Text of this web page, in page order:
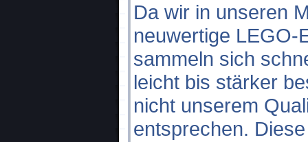
Da wir in unseren
neuwertige LEGO-
sammeln sich
leicht bis stärker
nicht unserem
entsprechen.